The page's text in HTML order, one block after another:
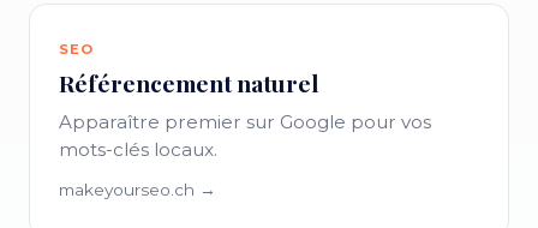
SEO
Référencement naturel
Apparaître premier sur Google pour vos
mots-clés locaux.
makeyourseo.ch →